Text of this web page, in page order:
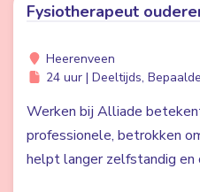
Fysiotherapeut
Heerenveen
24 uur | Deeltijds,
Werken bij Alliade
professionele, betrokken
helpt langer zelfstandig